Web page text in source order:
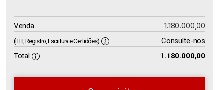
Venda 1.180.000,00
(ITBI, Registro, Escritura e Certidões)
Consulte-nos
Total
1.180.000,00